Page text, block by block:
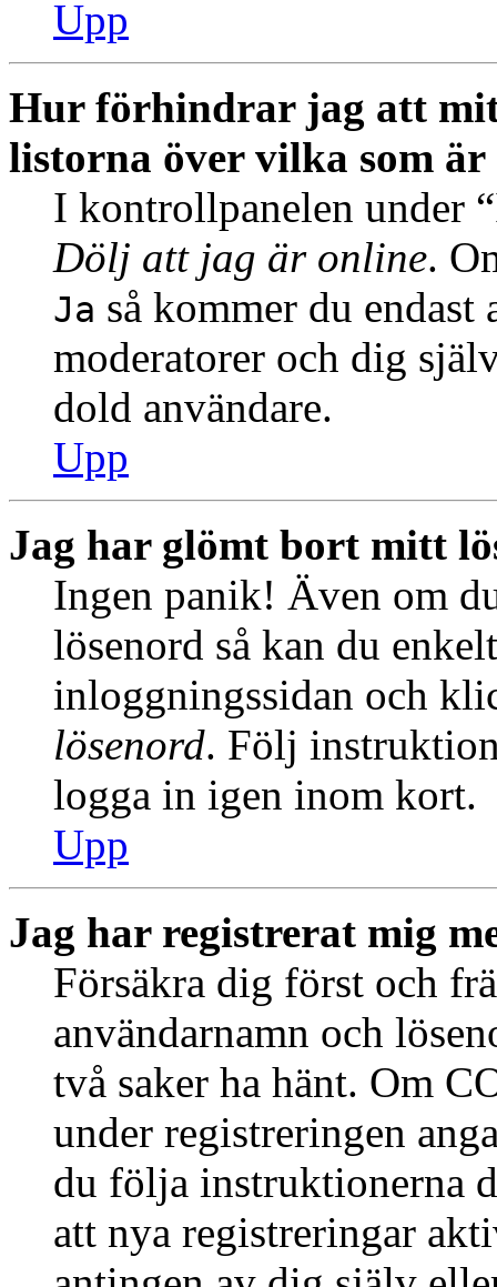
Upp
Hur förhindrar jag att
listorna över vilka som är
I kontrollpanelen under
Dölj att jag är online.
Ja så kommer du
moderatorer och dig
dold användare.
Upp
Jag har glömt bort mitt
Ingen panik! Även om
lösenord så kan du
inloggningssidan och
lösenord. Följ
logga in igen inom kort.
Upp
Jag har registrerat mig
Försäkra dig först och
användarnamn och
två saker ha hänt. Om
under registreringen
du följa instruktionerna
att nya registreringar